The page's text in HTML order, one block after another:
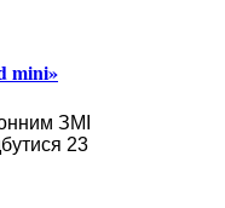
mini»
ЗМІ
23